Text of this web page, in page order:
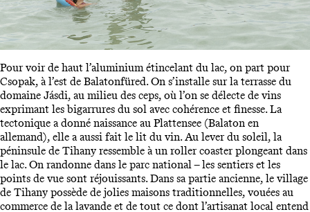
Pour voir de haut l’aluminium étincelant du lac, on part pour
Csopak, à l’est de Balatonfüred. On s’installe sur la terrasse du
domaine Jásdi, au milieu des ceps, où l’on se délecte de vins
exprimant les bigarrures du sol avec cohérence et finesse. La
tectonique a donné naissance au Plattensee (Balaton en
allemand), elle a aussi fait le lit du vin. Au lever du soleil, la
péninsule de Tihany ressemble à un roller coaster plongeant dans
le lac. On randonne dans le parc national – les sentiers et les
points de vue sont réjouissants. Dans sa partie ancienne, le village
de Tihany possède de jolies maisons traditionnelles, vouées au
commerce de la lavande et de tout ce dont l’artisanat local entend